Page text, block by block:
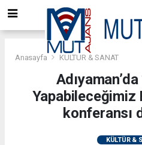
Anasayfa KÜLTÜR & SANAT
Yapabileceğimiz
konferansı
KÜLTÜR &